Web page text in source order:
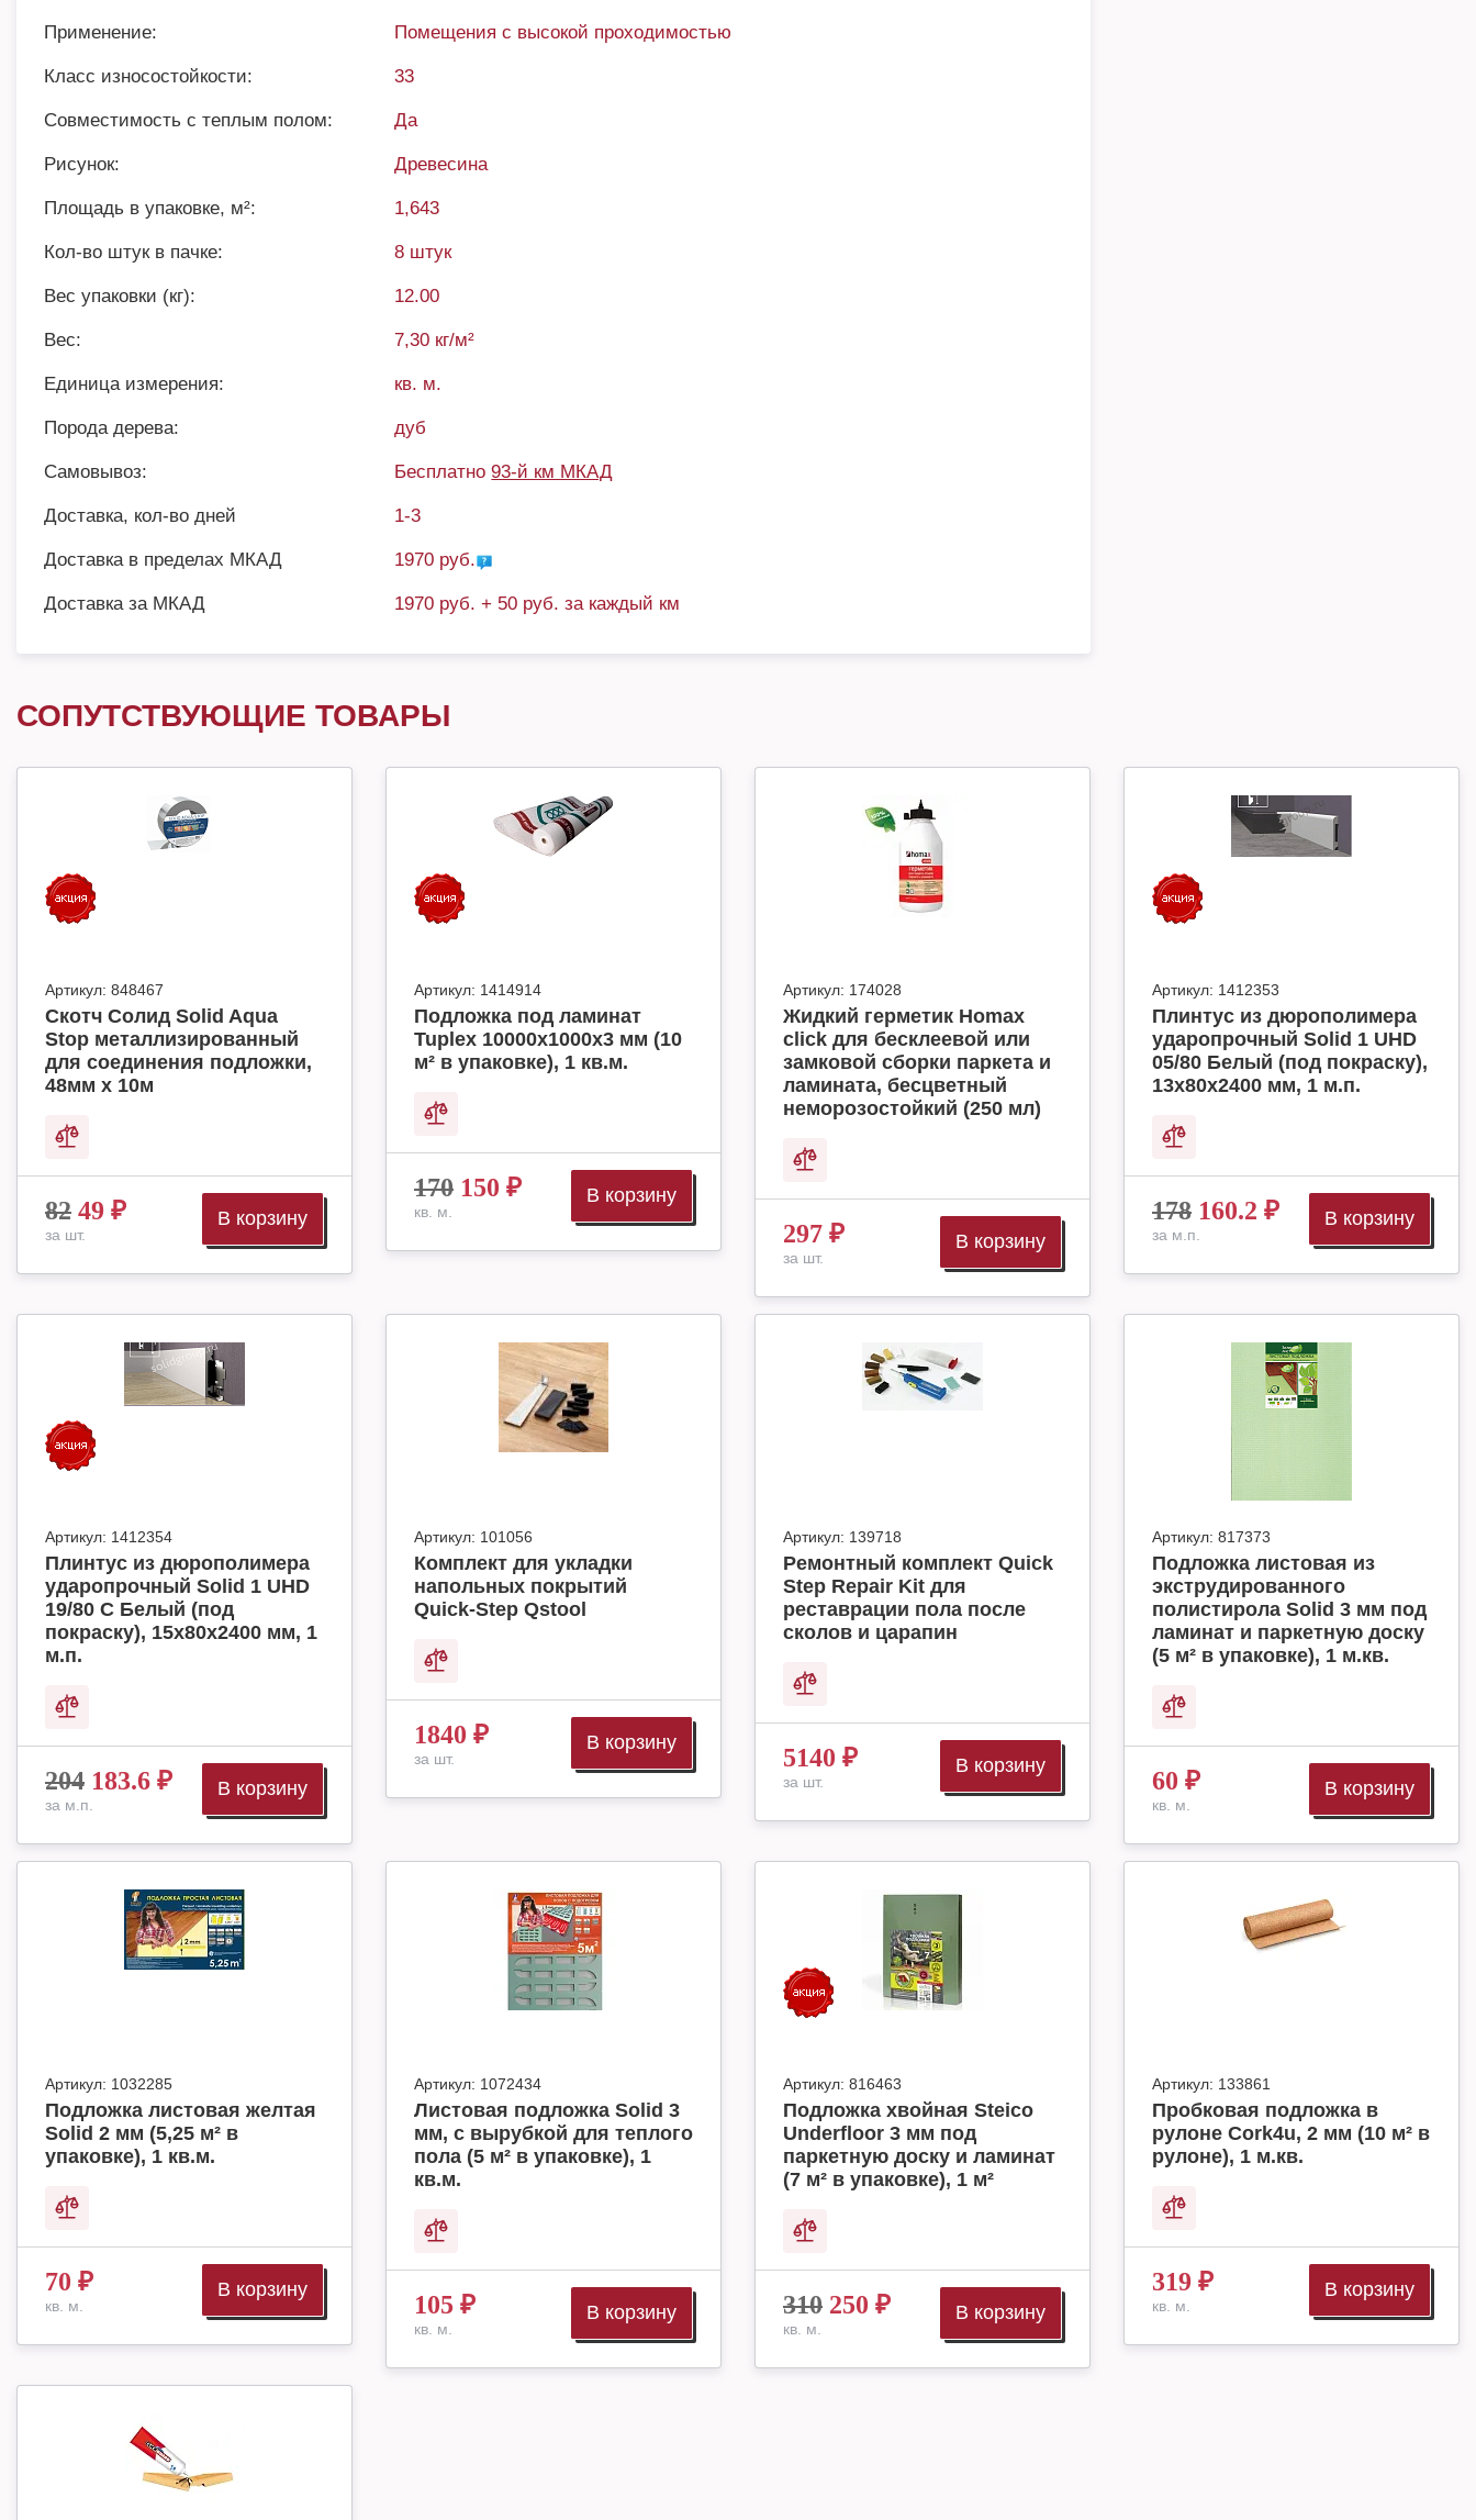
Применение: Помещения с высокой проходимостью
Класс износостойкости: 33
Совместимость с теплым полом: Да
Рисунок: Древесина
Площадь в упаковке, м²: 1,643
Кол-во штук в пачке: 8 штук
Вес упаковки (кг): 12.00
Вес: 7,30 кг/м²
Единица измерения: кв. м.
Порода дерева: дуб
Самовывоз: Бесплатно93-й км МКАД
Доставка, кол-во дней 1-3
Доставка в пределах МКАД 1970 руб.
Доставка за МКАД 1970 руб. + 50 руб. за каждый км
СОПУТСТВУЮЩИЕ ТОВАРЫ
Артикул: 848467
Скотч Солид Solid Aqua
Stop металлизированный
для соединения подложки,
48мм х 10м
82 49 ₽
за шт.
В корзину
Артикул: 1414914
Подложка под ламинат
Tuplex 10000x1000x3 мм (10
м² в упаковке), 1 кв.м.
170 150 ₽
кв. м.
В корзину
Артикул: 174028
Жидкий герметик Homax
click для бесклеевой или
замковой сборки паркета и
ламината, бесцветный
неморозостойкий (250 мл)
297 ₽
за шт.
В корзину
Артикул: 1412353
Плинтус из дюрополимера
ударопрочный Solid 1 UHD
05/80 Белый (под покраску),
13х80х2400 мм, 1 м.п.
178 160.2 ₽
за м.п.
В корзину
Артикул: 1412354
Плинтус из дюрополимера
ударопрочный Solid 1 UHD
19/80 C Белый (под
покраску), 15х80х2400 мм, 1
м.п.
204 183.6 ₽
за м.п.
В корзину
Артикул: 101056
Комплект для укладки
напольных покрытий
Quick-Step Qstool
1840 ₽
за шт.
В корзину
Артикул: 139718
Ремонтный комплект Quick
Step Repair Kit для
реставрации пола после
сколов и царапин
5140 ₽
за шт.
В корзину
Артикул: 817373
Подложка листовая из
экструдированного
полистирола Solid 3 мм под
ламинат и паркетную доску
(5 м² в упаковке), 1 м.кв.
60 ₽
кв. м.
В корзину
Артикул: 1032285
Подложка листовая желтая
Solid 2 мм (5,25 м² в
упаковке), 1 кв.м.
70 ₽
кв. м.
В корзину
Артикул: 1072434
Листовая подложка Solid 3
мм, с вырубкой для теплого
пола (5 м² в упаковке), 1
кв.м.
105 ₽
кв. м.
В корзину
Артикул: 816463
Подложка хвойная Steico
Underfloor 3 мм под
паркетную доску и ламинат
(7 м² в упаковке), 1 м²
310 250 ₽
кв. м.
В корзину
Артикул: 133861
Пробковая подложка в
рулоне Cork4u, 2 мм (10 м² в
рулоне), 1 м.кв.
319 ₽
кв. м.
В корзину